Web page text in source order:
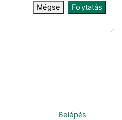
Mégse Folytatás
Belépés